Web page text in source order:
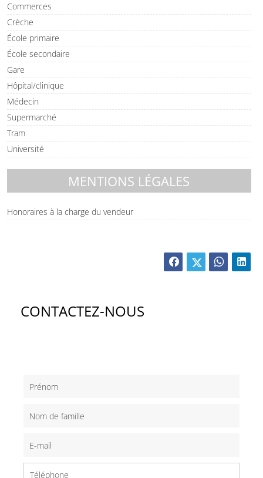
Commerces
Crèche
École primaire
École secondaire
Gare
Hôpital/clinique
Médecin
Supermarché
Tram
Université
MENTIONS LÉGALES
Honoraires à la charge du vendeur
CONTACTEZ-NOUS